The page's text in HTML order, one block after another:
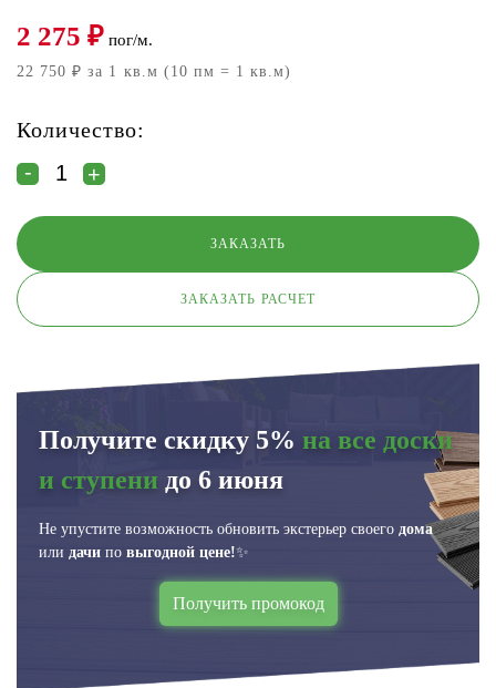
2 275 ₽ пог/м.
22 750 ₽ за 1 кв.м (10 пм = 1 кв.м)
Количество:
ЗАКАЗАТЬ РАСЧЕТ
Получите скидку 5% на все доски
и ступени до 6 июня
Не упустите возможность обновить экстерьер своего дома
или дачи по выгодной цене!✨
Получить промокод